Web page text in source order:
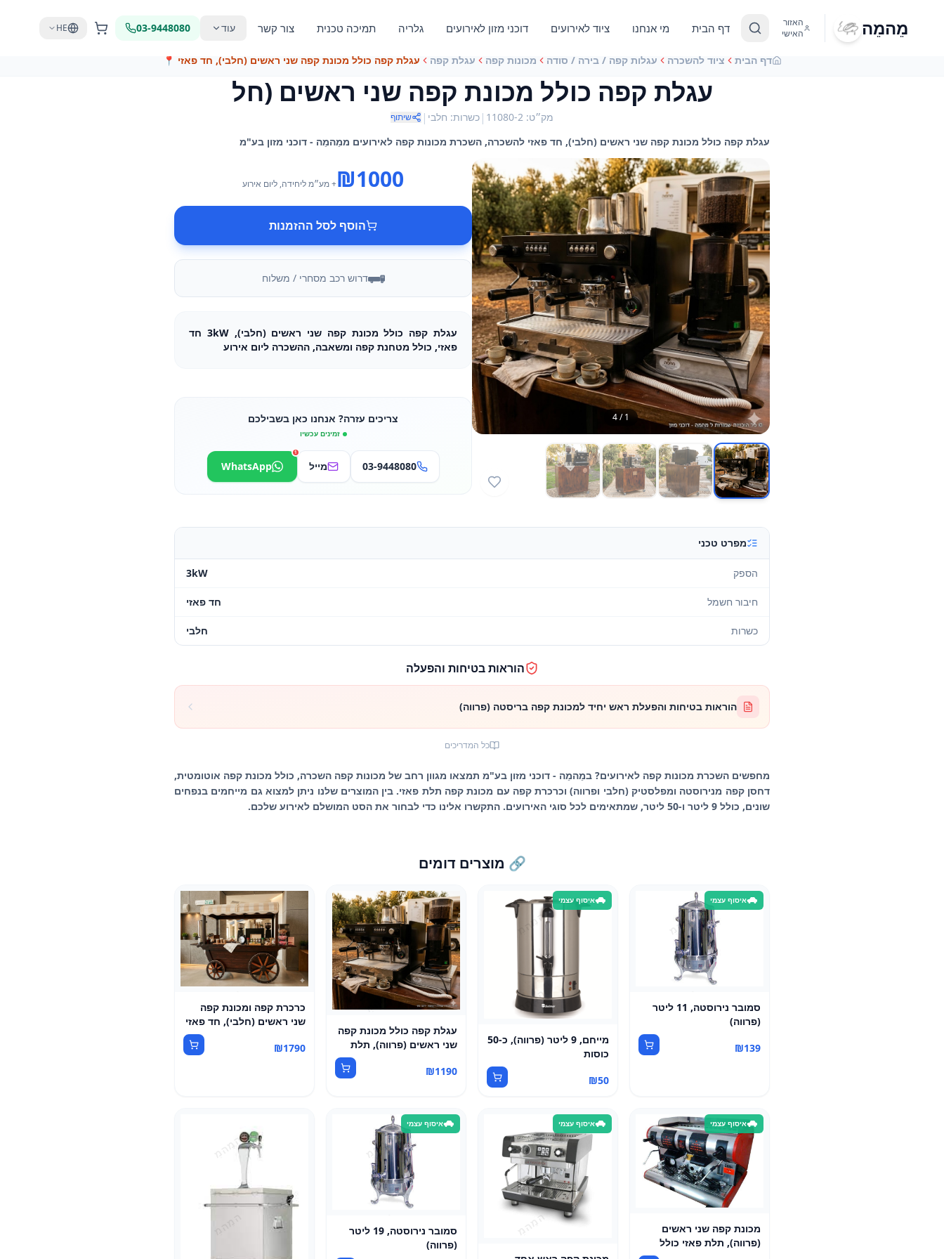
03-9448080
HE דף הבית מי אנחנו ציוד לאירועים דוכני מזון לאירועים גלריה תמיכה טכנית צור קשר עוד מֵהמֵה
האזור
האישי
דף הבית ציוד להשכרה עגלות קפה / בירה / סודה מכונות קפה עגלת קפה עגלת קפה כולל מכונת קפה שני ראשים (חלבי), חד פאזי 📍
עגלת קפה כולל מכונת קפה שני ראשים (חל
מק״ט:
11080-2
| כשרות: חלבי | שיתוף
עגלת קפה כולל מכונת קפה שני ראשים (חלבי), חד פאזי להשכרה, השכרת מכונות קפה לאירועים ממֵהמֵה - דוכני מזון בע"מ
1
/
4
₪1000 + מע״מליחידה, ליום אירוע
הוסף לסל ההזמנות
דרוש רכב מסחרי / משלוח
עגלת קפה כולל מכונת קפה שני ראשים (חלבי), 3kW חד
פאזי, כולל מטחנת קפה ומשאבה, ההשכרה ליום אירוע
צריכים עזרה? אנחנו כאן בשבילכם
זמינים עכשיו
03-9448080 מייל WhatsApp
1
מפרט טכני
הספק 3kW
חיבור חשמל חד פאזי
כשרות חלבי
הוראות בטיחות והפעלה
הוראות בטיחות והפעלת ראש יחיד למכונת קפה בריסטה (פרווה)
כל המדריכים
מחפשים השכרת מכונות קפה לאירועים? במֵהמֵה - דוכני מזון בע"מ תמצאו מגוון רחב של מכונות קפה השכרה, כולל מכונת קפה אוטומטית,
דחסן קפה מנירוסטה ומפלסטיק (חלבי ופרווה) וכרכרת קפה עם מכונת קפה תלת פאזי. בין המוצרים שלנו ניתן למצוא גם מייחמים בנפחים
שונים, כולל 9 ליטר ו-50 ליטר, שמתאימים לכל סוגי האירועים. התקשרו אלינו כדי לבחור את הסט המושלם לאירוע שלכם.
🔗 מוצרים דומים
איסוף עצמי
סמובר נירוסטה, 11 ליטר
(פרווה)
₪139
איסוף עצמי
מייחם, 9 ליטר (פרווה), כ-50
כוסות
₪50
עגלת קפה כולל מכונת קפה
שני ראשים (פרווה), תלת
₪1190
כרכרת קפה ומכונת קפה
שני ראשים (חלבי), חד פאזי
₪1790
איסוף עצמי
מכונת קפה שני ראשים
(פרווה), תלת פאזי כולל
איסוף עצמי איסוף עצמי
סמובר נירוסטה, 19 ליטר
(פרווה)